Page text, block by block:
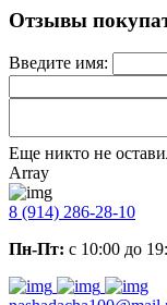
Отзывы
Введите имя:
Еще никто не
Array
8 (914) 286-28-10
Пн-Пт: с 10:00 до